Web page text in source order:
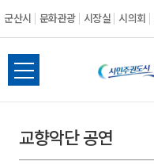
군산시 문화관광 시장실 시의회
전
체
뉴
열
교향악단 공연